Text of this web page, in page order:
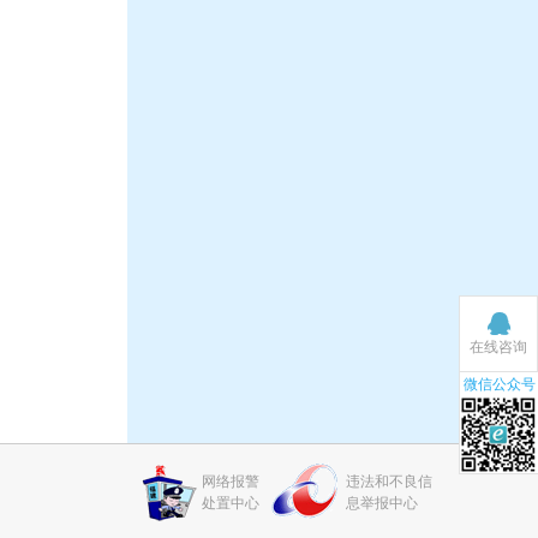
网络报警
处置中心
违法和不良信
息举报中心
在线咨询
微信公众号